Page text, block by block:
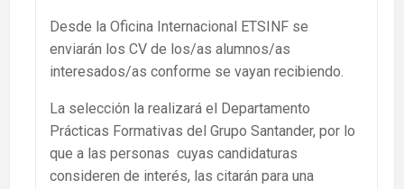
Desde la Oficina Internacional ETSINF se
enviarán los CV de los/as alumnos/as
interesados/as conforme se vayan recibiendo.
La selección la realizará el Departamento
Prácticas Formativas del Grupo Santander, por lo
que a las personas cuyas candidaturas
consideren de interés, las citarán para una